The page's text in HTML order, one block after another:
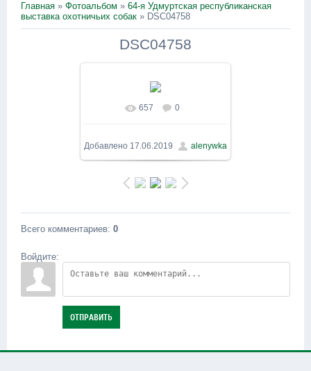
Главная » Фотоальбом » 64-я Удмуртская республиканская
выставка охотничьих собак » DSC04758
DSC04758
В реальном размере
/ 329.5Kb
657 0
Добавлено 17.06.2019 alenywka
Всего комментариев: 0
Войдите:
ОТПРАВИТЬ